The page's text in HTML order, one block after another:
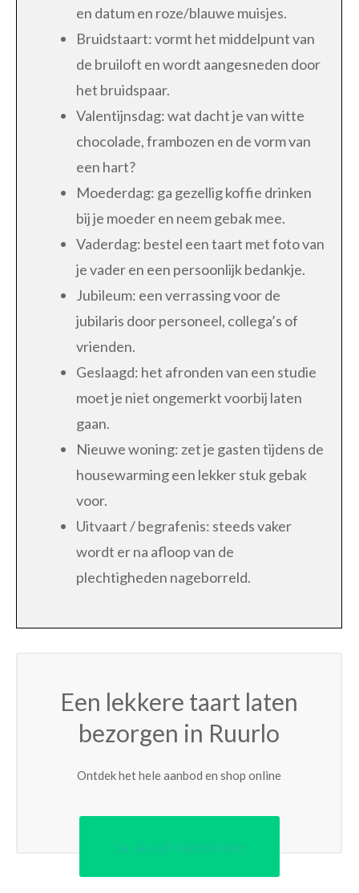
en datum en roze/blauwe muisjes.
Bruidstaart: vormt het middelpunt van
de bruiloft en wordt aangesneden door
het bruidspaar.
Valentijnsdag: wat dacht je van witte
chocolade, frambozen en de vorm van
een hart?
Moederdag: ga gezellig koffie drinken
bij je moeder en neem gebak mee.
Vaderdag: bestel een taart met foto van
je vader en een persoonlijk bedankje.
Jubileum: een verrassing voor de
jubilaris door personeel, collega’s of
vrienden.
Geslaagd: het afronden van een studie
moet je niet ongemerkt voorbij laten
gaan.
Nieuwe woning: zet je gasten tijdens de
housewarming een lekker stuk gebak
voor.
Uitvaart / begrafenis: steeds vaker
wordt er na afloop van de
plechtigheden nageborreld.
Een lekkere taart laten
bezorgen in Ruurlo
Ontdek het hele aanbod en shop online
Ja, ik wil bestellen